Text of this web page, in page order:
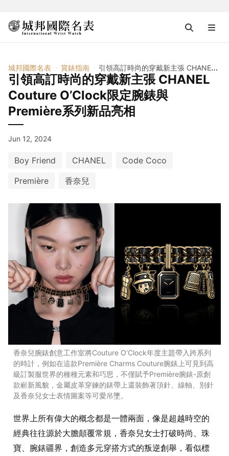
城邦國際名表 賞錶指南 引領高訂時尚的穿戴新主張 CHANEL Couture O’Clock限定腕錶與Première系列新品亮相
引領高訂時尚的穿戴新主張 CHANEL
Couture O’Clock限定腕錶與
Première系列新品亮相
Jun 12, 2024
Boy Friend CHANEL
Code Coco
Première
香奈兒
香奈兒腕錶創意工作室將Couture O’Clock年度主題帶入跨系列
的時計，例如在這款Première Charms Couture腕錶上可見到高
級訂製服世界的種種元素和巧思，不僅賦予Première腕錶-原創
款嶄新風貌，金屬皮革穿鍊的錶帶上還裝飾著頂針、線軸、別針
及香奈兒女士表情圖案等可愛吊墜。
世界上所有偉大的概念都是一體兩面，像是超越時空的
經典往往源於大膽顛覆常規，香奈兒女士打破時尚、珠
寶、腕錶疆界，創造多元穿搭方式的叛逆創舉，看似標